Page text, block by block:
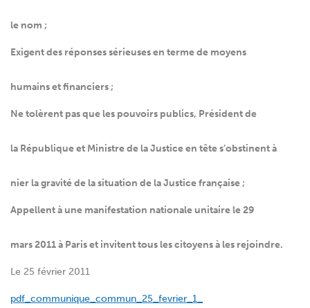
le nom ;
Exigent des réponses sérieuses en terme de moyens
humains et financiers ;
Ne tolèrent pas que les pouvoirs publics, Président de
la République et Ministre de la Justice en tête s’obstinent à
nier la gravité de la situation de la Justice française ;
Appellent à une manifestation nationale unitaire le 29
mars 2011 à Paris et invitent tous les citoyens à les rejoindre.
Le 25 février 2011
pdf_communique_commun_25_fevrier_1_